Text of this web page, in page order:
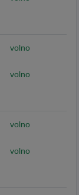
volno
volno
volno
volno